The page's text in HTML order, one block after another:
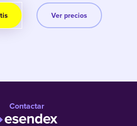
Ver precios
Contactar